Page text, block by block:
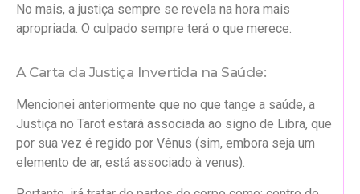
No mais, a justiça sempre se revela na hora mais
apropriada. O culpado sempre terá o que merece.
A Carta da Justiça Invertida na Saúde:
Mencionei anteriormente que no que tange a saúde, a
Justiça no Tarot estará associada ao signo de Libra, que
por sua vez é regido por Vênus (sim, embora seja um
elemento de ar, está associado à venus).